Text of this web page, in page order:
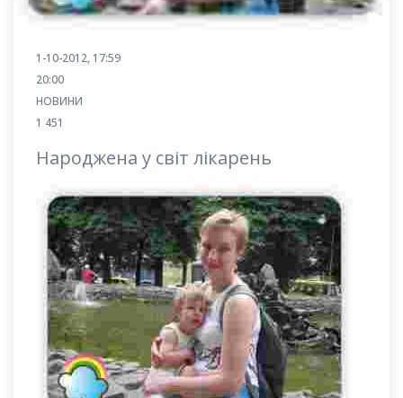
1-10-2012, 17:59
20:00
НОВИНИ
1 451
Народжена у світ лікарень